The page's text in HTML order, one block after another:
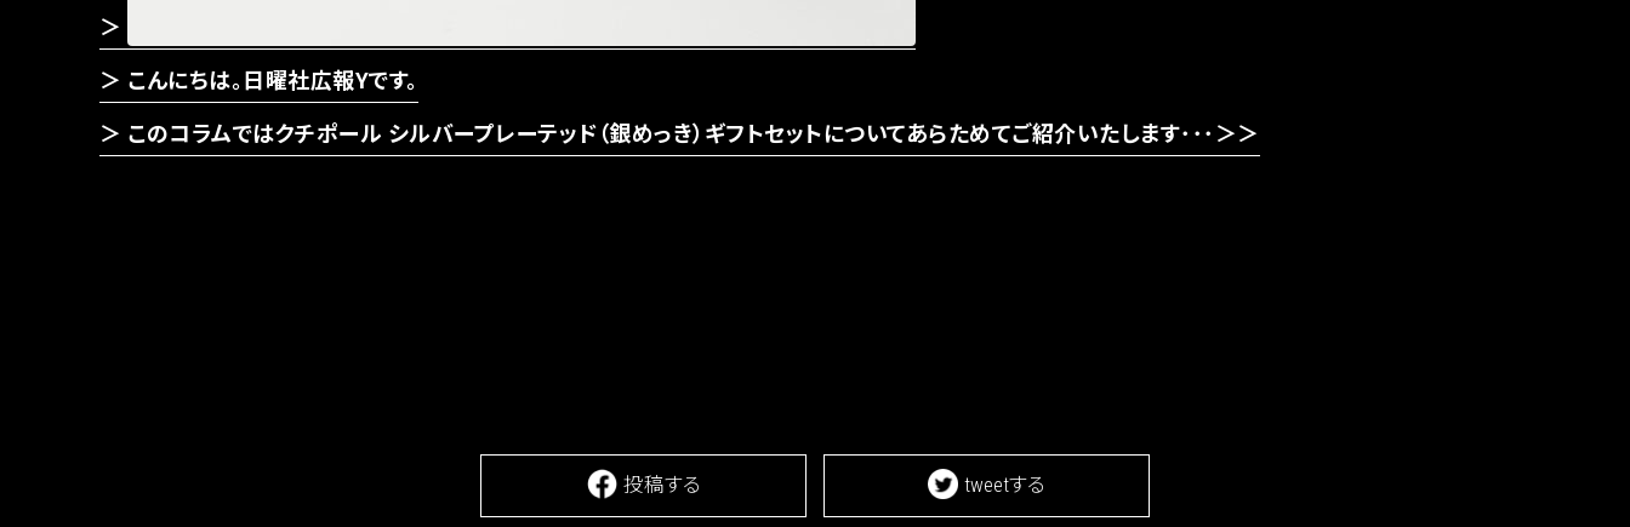
こんにちは。日曜社広報Yです。
このコラムではクチポール シルバープレーテッド（銀めっき）ギフトセットについてあらためてご紹介いたします･･･＞＞
投稿する tweetする